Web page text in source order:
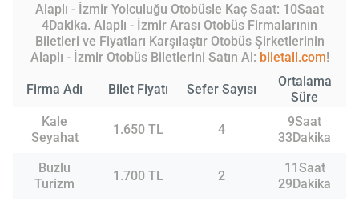
Alaplı - İzmir Yolculuğu Otobüsle Kaç Saat: 10Saat
4Dakika. Alaplı - İzmir Arası Otobüs Firmalarının
Biletleri ve Fiyatları Karşılaştır Otobüs Şirketlerinin
Alaplı - İzmir Otobüs Biletlerini Satın Al: biletall.com!
Firma Adı Bilet Fiyatı Sefer Sayısı
Ortalama
Süre
Kale
Seyahat
1.650 TL 4
9Saat
33Dakika
Buzlu
Turizm
1.700 TL 2
11Saat
29Dakika